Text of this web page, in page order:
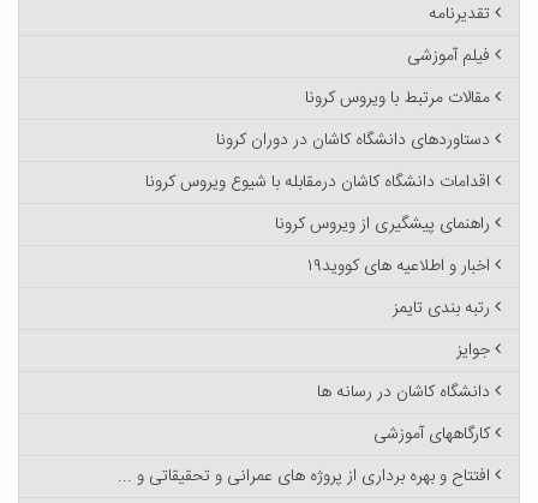
تقدیرنامه
فیلم آموزشی
مقالات مرتبط با ویروس کرونا
دستاوردهای دانشگاه کاشان در دوران کرونا
اقدامات دانشگاه کاشان درمقابله با شیوع ویروس کرونا
راهنمای پیشگیری از ویروس کرونا
اخبار و اطلاعیه های کووید۱۹
رتبه بندی تایمز
جوایز
دانشگاه کاشان در رسانه ها
کارگاههای آموزشی
افتتاح و بهره برداری از پروژه های عمرانی و تحقیقاتی و ...